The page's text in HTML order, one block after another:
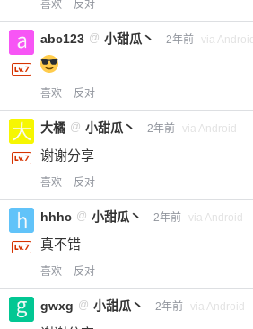
20
¥
喜欢 反对
abc123 @ 小甜瓜丶 2年前 via Android
喜欢 反对
大橘 @ 小甜瓜丶 2年前 via Android
谢谢分享
喜欢 反对
hhhc @ 小甜瓜丶 2年前 via Android
真不错
喜欢 反对
gwxg @ 小甜瓜丶 2年前 via Android